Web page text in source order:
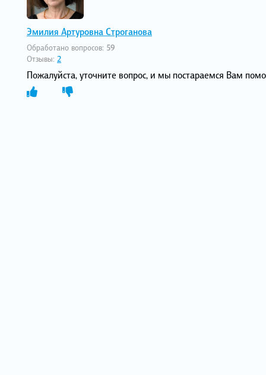
Эмилия Артуровна Строганова
Обработано вопросов: 59
Отзывы: 2
Пожалуйста, уточните вопрос, и мы постараемся Вам